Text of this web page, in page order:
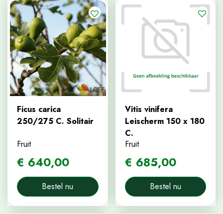
Ficus carica
250/275 C. Solitair
Fruit
€ 640,00
Bestel nu
Vitis vinifera
Leischerm 150 x 180
C.
Fruit
€ 685,00
Bestel nu